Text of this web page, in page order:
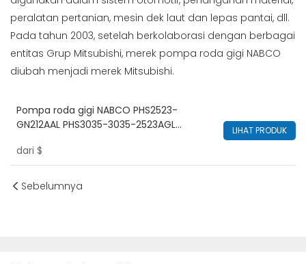
peralatan pertanian, mesin dek laut dan lepas pantai, dll.
Pada tahun 2003, setelah berkolaborasi dengan berbagai
entitas Grup Mitsubishi, merek pompa roda gigi NABCO
diubah menjadi merek Mitsubishi.
Pompa roda gigi NABCO PHS2523-
GN212AAL PHS3035-3035-2523AGL
3560ECL untuk Kobelco
dari $
LIHAT PRODUK
Sebelumnya